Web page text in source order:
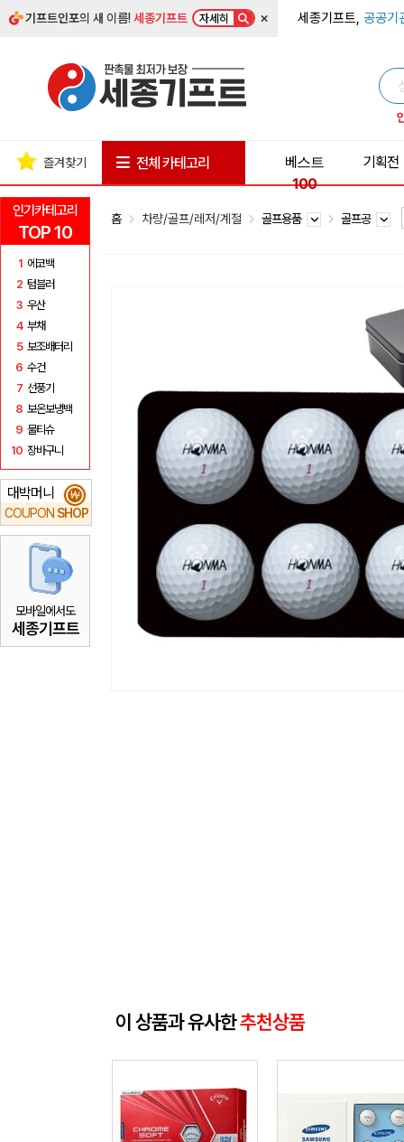
기프트인포의 새 이름!세종기프트 자세히 × 세종기프트, 공공기
인기카테고리
TOP 10
1 에코백
2 텀블러
3 우산
4 부채
5 보조배터리
6 수건
7 선풍기
8 보온보냉백
9 물티슈
10 장바구니
대박머니
COUPON SHOP
₩
모바일에서도
세종기프트
즐겨찾기 전체 카테고리
베스트
100
기획전
홈 차량/골프/레저/계절 골프용품 골프공
이 상품과 유사한추천상품